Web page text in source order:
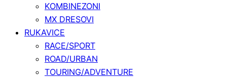
KOMBINEZONI
MX DRESOVI
RUKAVICE
RACE/SPORT
ROAD/URBAN
TOURING/ADVENTURE